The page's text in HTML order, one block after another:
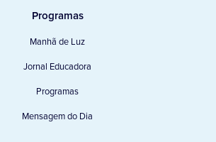
Programas
Manhã de Luz
Jornal Educadora
Programas
Mensagem do Dia